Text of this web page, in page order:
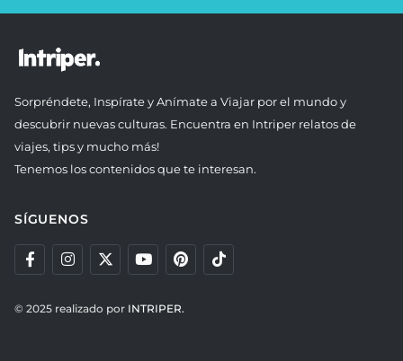
Sorpréndete, Inspírate y Anímate a Viajar por el mundo y
descubrir nuevas culturas. Encuentra en Intriper relatos de
viajes, tips y mucho más!
Tenemos los contenidos que te interesan.
SÍGUENOS
© 2025 realizado por INTRIPER.